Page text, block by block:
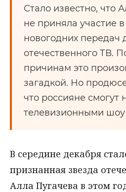
Стало известно, что
не приняла участие
новогодних передач
отечественного ТВ.
причинам это
загадкой. Но
что россияне смогут
телевизионными шоу
В середине декабря
признанная звезда
Алла Пугачева в этом